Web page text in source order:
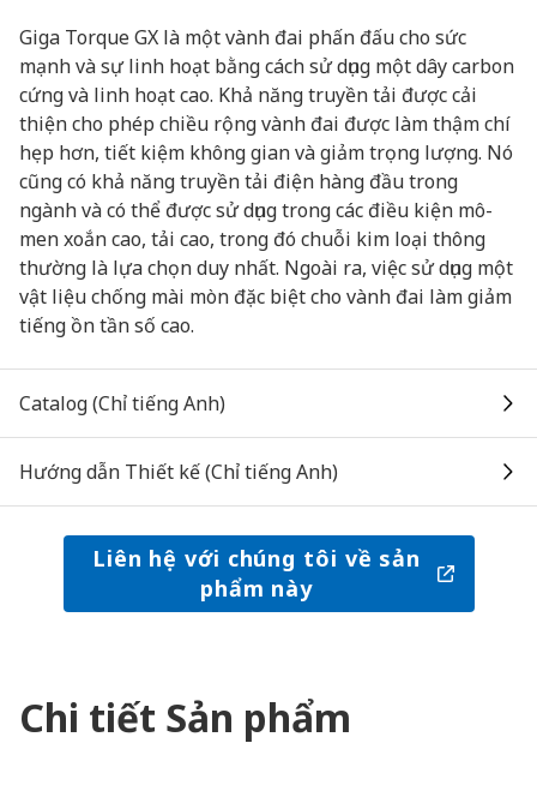
Giga Torque GX là một vành đai phấn đấu cho sức
mạnh và sự linh hoạt bằng cách sử dụng một dây carbon
cứng và linh hoạt cao. Khả năng truyền tải được cải
thiện cho phép chiều rộng vành đai được làm thậm chí
hẹp hơn, tiết kiệm không gian và giảm trọng lượng. Nó
cũng có khả năng truyền tải điện hàng đầu trong
ngành và có thể được sử dụng trong các điều kiện mô-
men xoắn cao, tải cao, trong đó chuỗi kim loại thông
thường là lựa chọn duy nhất. Ngoài ra, việc sử dụng một
vật liệu chống mài mòn đặc biệt cho vành đai làm giảm
tiếng ồn tần số cao.
Catalog (Chỉ tiếng Anh)
Hướng dẫn Thiết kế (Chỉ tiếng Anh)
Liên hệ với chúng tôi về sản
phẩm này
Chi tiết Sản phẩm